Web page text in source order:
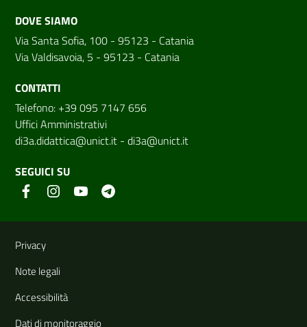
DOVE SIAMO
Via Santa Sofia, 100 - 95123 - Catania
Via Valdisavoia, 5 - 95123 - Catania
CONTATTI
Telefono: +39 095 7147 656
Uffici Amministrativi
di3a.didattica@unict.it - di3a@unict.it
SEGUICI SU
Link e informazioni utili
Privacy
Note legali
Accessibilità
Dati di monitoraggio